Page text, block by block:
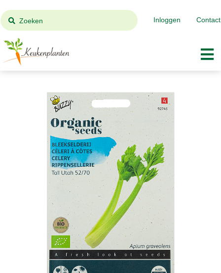
Contact
Inloggen
Zoeken